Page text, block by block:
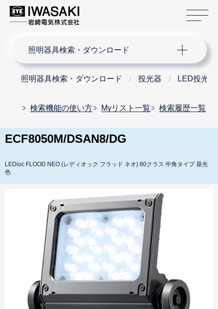
照明器具検索・ダウンロード
照明器具検索・ダウンロード 投光器 LED投光器
検索機能の使い方 Myリスト一覧 検索履歴一覧
ECF8050M/DSAN8/DG
LEDioc FLOOD NEO (レディオック フラッド ネオ) 80クラス 中角タイプ 昼光
色